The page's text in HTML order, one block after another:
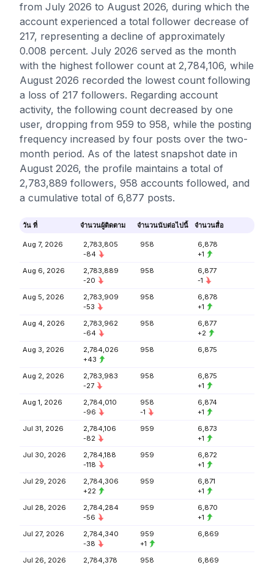
from July 2026 to August 2026, during which the
account experienced a total follower decrease of
217, representing a decline of approximately
0.008 percent. July 2026 served as the month
with the highest follower count at 2,784,106, while
August 2026 recorded the lowest count following
a loss of 217 followers. Regarding account
activity, the following count decreased by one
user, dropping from 959 to 958, while the posting
frequency increased by four posts over the two-
month period. As of the latest snapshot date in
August 2026, the profile maintains a total of
2,783,889 followers, 958 accounts followed, and
a cumulative total of 6,877 posts.
วัน ที่ จำนวนผู้ติดตาม จำนวนนับต่อไปนี้ จำนวนสื่อ
Aug 7, 2026
2,783,805
-84
958
6,878
+1
Aug 6, 2026
2,783,889
-20
958
6,877
-1
Aug 5, 2026
2,783,909
-53
958
6,878
+1
Aug 4, 2026
2,783,962
-64
958
6,877
+2
Aug 3, 2026
2,784,026
+43
958 6,875
Aug 2, 2026
2,783,983
-27
958
6,875
+1
Aug 1, 2026
2,784,010
-96
958
-1
6,874
+1
Jul 31, 2026
2,784,106
-82
959
6,873
+1
Jul 30, 2026
2,784,188
-118
959
6,872
+1
Jul 29, 2026
2,784,306
+22
959
6,871
+1
Jul 28, 2026
2,784,284
-56
959
6,870
+1
Jul 27, 2026
2,784,340
-38
959
+1
6,869
Jul 26, 2026
2,784,378
958
6,869